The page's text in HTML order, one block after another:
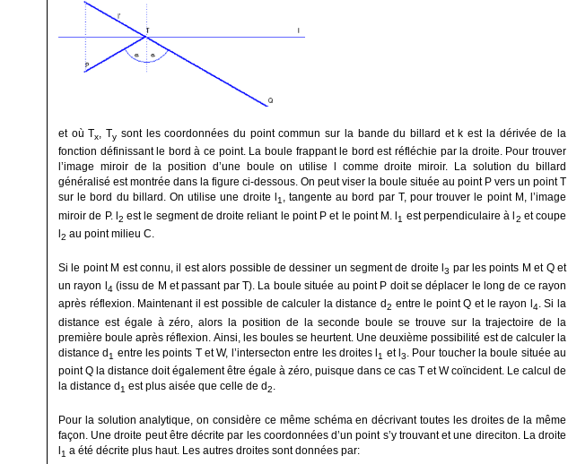
et où Tx, Ty sont les coordonnées du point commun sur la bande du billard et k est la dérivée de la
fonction définissant le bord à ce point. La boule frappant le bord est réfléchie par la droite. Pour trouver
l’image miroir de la position d’une boule on utilise l comme droite miroir. La solution du billard
généralisé est montrée dans la figure ci-dessous. On peut viser la boule située au point P vers un point T
sur le bord du billard. On utilise une droite l
1, tangente au bord par T, pour trouver le point M, l’image
miroir de P. l2 est le segment de droite reliant le point P et le point M. l1 est perpendiculaire à l2 et coupe
2 au point milieu C.
Si le point M est connu, il est alors possible de dessiner un segment de droite l3 par les points M et Q et
un rayon l
4 (issu de M et passant par T). La boule située au point P doit se déplacer le long de ce rayon
après réflexion. Maintenant il est possible de calculer la distance d2 entre le point Q et le rayon l 4. Si la
distance est égale à zéro, alors la position de la seconde boule se trouve sur la trajectoire de la
première boule après réflexion. Ainsi, les boules se heurtent. Une deuxième possibilité est de calculer la
distance d1 entre les points T et W, l’intersecton entre les droites l1 et l3
. Pour toucher la boule située au
point Q la distance doit également être égale à zéro, puisque dans ce cas T et W coïncident. Le calcul de
la distance d1 est plus aisée que celle de d2.
Pour la solution analytique, on considère ce même schéma en décrivant toutes les droites de la même
façon. Une droite peut être décrite par les coordonnées d’un point s’y trouvant et une direciton. La droite
l1 a été décrite plus haut. Les autres droites sont données par: